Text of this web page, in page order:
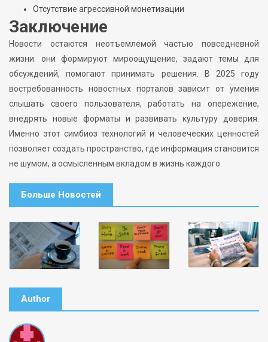
Отсутствие агрессивной монетизации
Заключение
Новости остаются неотъемлемой частью повседневной
жизни: они формируют мироощущение, задают темы для
обсуждений, помогают принимать решения. В 2025 году
востребованность новостных порталов зависит от умения
слышать своего пользователя, работать на опережение,
внедрять новые форматы и развивать культуру доверия.
Именно этот симбиоз технологий и человеческих ценностей
позволяет создать пространство, где информация становится
не шумом, а осмысленным вкладом в жизнь каждого.
Больше Новостей
Author